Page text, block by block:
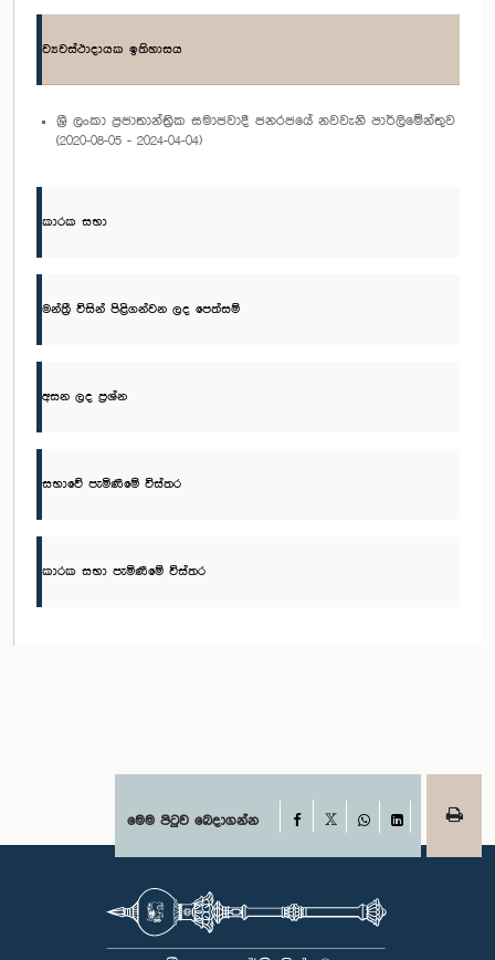
ව්‍යවස්ථාදායක ඉතිහාසය
ශ්‍රී ලංකා ප්‍රජාතාන්ත්‍රික සමාජවාදී ජනරජයේ නවවැනි පාර්ලිමේන්තුව
(2020-08-05 - 2024-04-04)
කාරක සභා
මන්ත්‍රී විසින් පිළිගන්වන ලද පෙත්සම්
අසන ලද ප්‍රශ්න
සභාවේ පැමිණීමේ විස්තර
කාරක සභා පැමිණීමේ විස්තර
මෙම පිටුව බෙදාගන්න Facebook